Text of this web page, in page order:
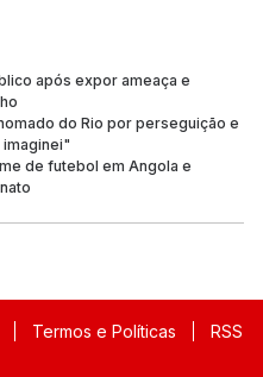
após expor ameaça e
do Rio por perseguição e
imaginei"
de futebol em Angola e
Termos e Políticas RSS